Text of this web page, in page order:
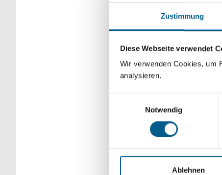
Zustimmung
Diese Webseite verwendet
Wir verwenden Cookies, um
analysieren.
Notwendig
Ablehnen
unsere
Kleinschreibung
Bitte Suchbegriff
verfeinert werden.